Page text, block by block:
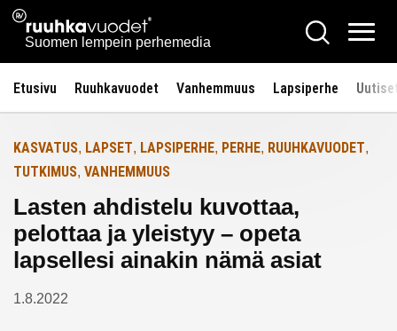
Siirry
sisältöön
Ruuhkavuodet.fi
Suomen lempein perhemedia
Hae
Etusivu Ruuhkavuodet Vanhemmuus Lapsiperhe
Etusivulle
KASVATUS, LAPSET, LAPSIPERHE, PERHE, RUUHKAVUODET,
TUTKIMUS, VANHEMMUUS
Lasten ahdistelu kuvottaa,
pelottaa ja yleistyy – opeta
lapsellesi ainakin nämä asiat
1.8.2022